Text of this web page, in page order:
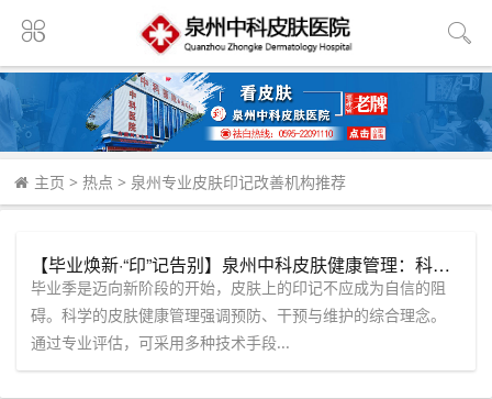
主页 > 热点 > 泉州专业皮肤印记改善机构推荐
【毕业焕新·“印”记告别】泉州中科皮肤健康管理：科学应对皮肤印记，让你的未来“光洁无痕”！
毕业季是迈向新阶段的开始，皮肤上的印记不应成为自信的阻
碍。科学的皮肤健康管理强调预防、干预与维护的综合理念。
通过专业评估，可采用多种技术手段...